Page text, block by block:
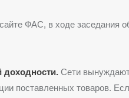
ФАС, в ходе заседания
доходности.Сети
поставленных товаров.